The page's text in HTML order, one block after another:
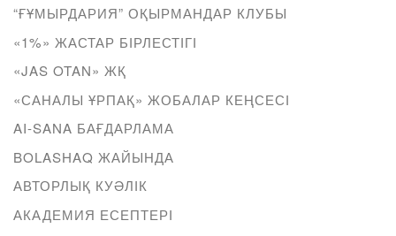
“ҒҰМЫРДАРИЯ” ОҚЫРМАНДАР КЛУБЫ
«1%» ЖАСТАР БІРЛЕСТІГІ
«JAS OTAN» ЖҚ
«САНАЛЫ ҰРПАҚ» ЖОБАЛАР КЕҢСЕСІ
AI-SANA БАҒДАРЛАМА
BOLASHAQ ЖАЙЫНДА
АВТОРЛЫҚ КУӘЛІК
АКАДЕМИЯ ЕСЕПТЕРІ